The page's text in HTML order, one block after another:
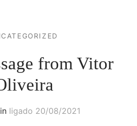
from Vitor
ligado 20/08/2021